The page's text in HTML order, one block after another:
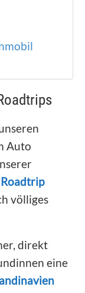
Auto
Roadtrip
völliges
direkt
eine